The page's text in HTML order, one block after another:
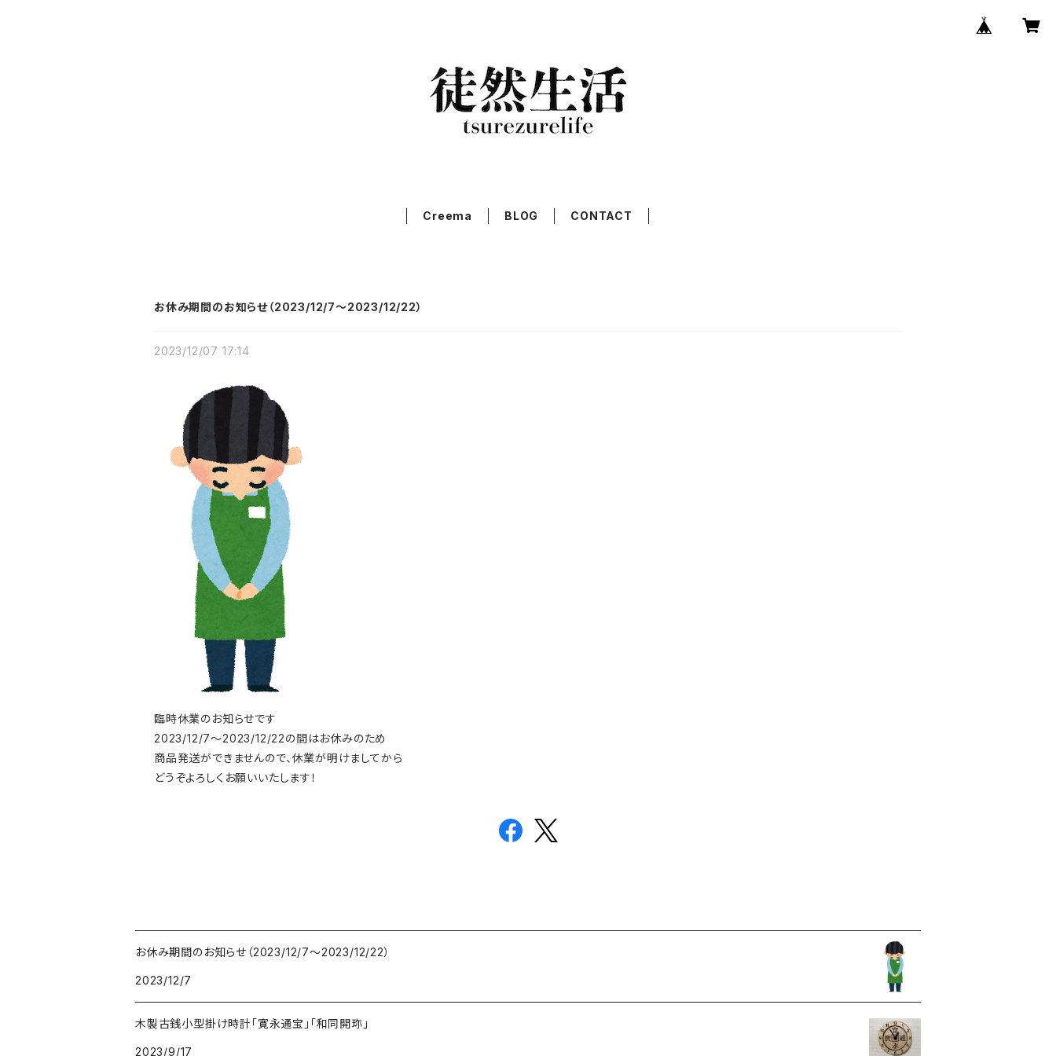
Creema BLOG CONTACT
お休み期間のお知らせ（2023/12/7〜2023/12/22）
2023/12/07 17:14
臨時休業のお知らせです
2023/12/7〜2023/12/22の間はお休みのため
商品発送ができませんので、休業が明けましてから
どうぞよろしくお願いいたします！
お休み期間のお知らせ（2023/12/7〜2023/12/22）
2023/12/7
木製古銭小型掛け時計「寛永通宝」「和同開珎」
2023/9/17